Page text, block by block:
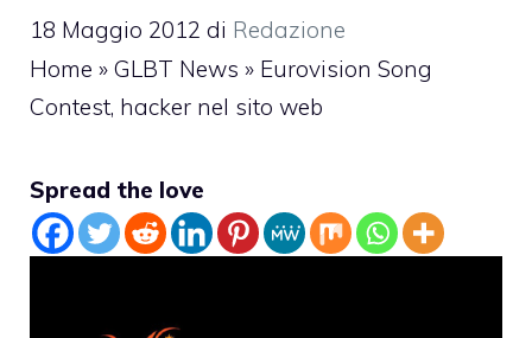
18 Maggio 2012 di Redazione
Home » GLBT News » Eurovision Song
Contest, hacker nel sito web
Spread the love